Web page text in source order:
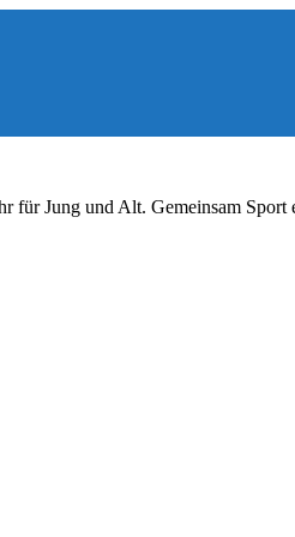
für Jung und Alt. Gemeinsam Sport